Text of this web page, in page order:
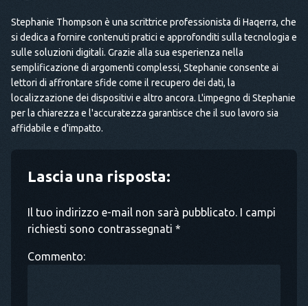
Stephanie Thompson è una scrittrice professionista di Haqerra, che
si dedica a fornire contenuti pratici e approfonditi sulla tecnologia e
sulle soluzioni digitali. Grazie alla sua esperienza nella
semplificazione di argomenti complessi, Stephanie consente ai
lettori di affrontare sfide come il recupero dei dati, la
localizzazione dei dispositivi e altro ancora. L'impegno di Stephanie
per la chiarezza e l'accuratezza garantisce che il suo lavoro sia
affidabile e d'impatto.
Lascia una risposta:
Il tuo indirizzo e-mail non sarà pubblicato. I campi
richiesti sono contrassegnati *
Commento: